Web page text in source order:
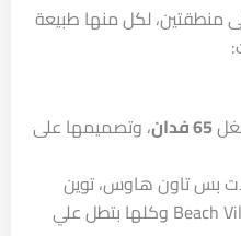
منطقتين، لكل منها طبيعة
65 فدان
، وتصميمها على
بس تاون هاوس، توين
هاوس، Sea Villas، و Beach Villas وكلها بتطل علي